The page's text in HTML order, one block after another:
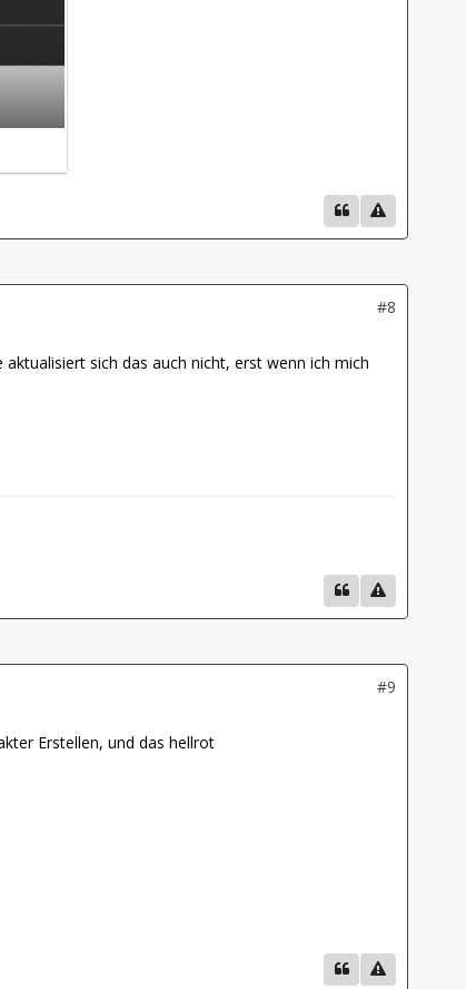
#8
sich das auch nicht, erst wenn ich mich
#9
Erstellen, und das hellrot